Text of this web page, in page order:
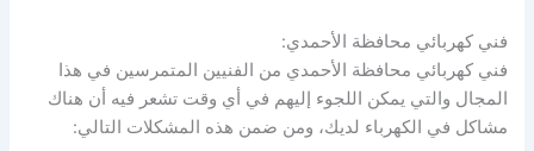
فني كهربائي محافظة الأحمدي:
فني كهربائي محافظة الأحمدي من الفنيين المتمرسين في هذا
المجال والتي يمكن اللجوء إليهم في أي وقت تشعر فيه أن هناك
مشاكل في الكهرباء لديك، ومن ضمن هذه المشكلات التالي: